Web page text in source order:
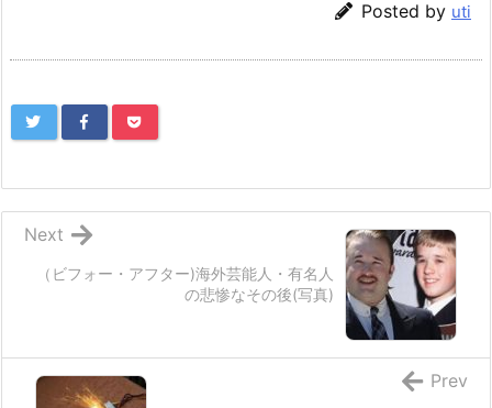
Posted by uti
（ビフォー・アフター)海外芸能人・有名人
の悲惨なその後(写真)
Next
Prev